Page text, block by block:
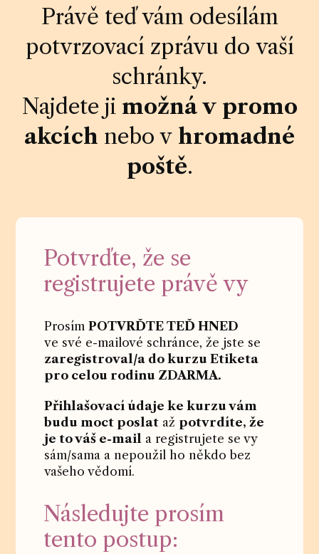
Právě teď vám odesílám
potvrzovací zprávu do vaší
schránky.
Najdete ji možná v promo
akcích nebo v hromadné
poště.
Potvrďte, že se
registrujete právě vy
ProsímPOTVRĎTE TEĎ HNED
ve své e-mailové schránce, že jste se
zaregistroval/a do kurzu Etiketa
pro celou rodinu ZDARMA.
Přihlašovací údaje ke kurzu vám
budu moct poslat až potvrdíte, že
je to váš e-mail a registrujete se vy
sám/sama a nepoužil ho někdo bez
vašeho vědomí.
Následujte prosím
tento postup: